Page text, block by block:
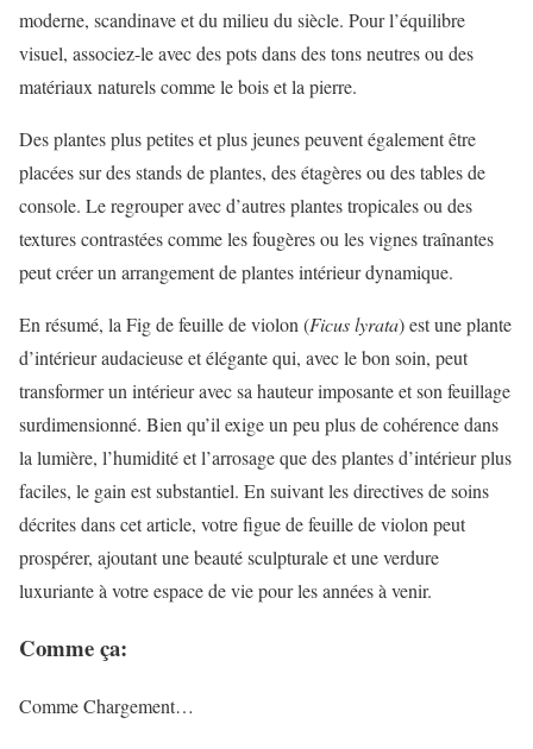
moderne, scandinave et du milieu du siècle. Pour l’équilibre
visuel, associez-le avec des pots dans des tons neutres ou des
matériaux naturels comme le bois et la pierre.
Des plantes plus petites et plus jeunes peuvent également être
placées sur des stands de plantes, des étagères ou des tables de
console. Le regrouper avec d’autres plantes tropicales ou des
textures contrastées comme les fougères ou les vignes traînantes
peut créer un arrangement de plantes intérieur dynamique.
En résumé, la Fig de feuille de violon (Ficus lyrata) est une plante
d’intérieur audacieuse et élégante qui, avec le bon soin, peut
transformer un intérieur avec sa hauteur imposante et son feuillage
surdimensionné. Bien qu’il exige un peu plus de cohérence dans
la lumière, l’humidité et l’arrosage que des plantes d’intérieur plus
faciles, le gain est substantiel. En suivant les directives de soins
décrites dans cet article, votre figue de feuille de violon peut
prospérer, ajoutant une beauté sculpturale et une verdure
luxuriante à votre espace de vie pour les années à venir.
Comme ça:
CommeChargement…